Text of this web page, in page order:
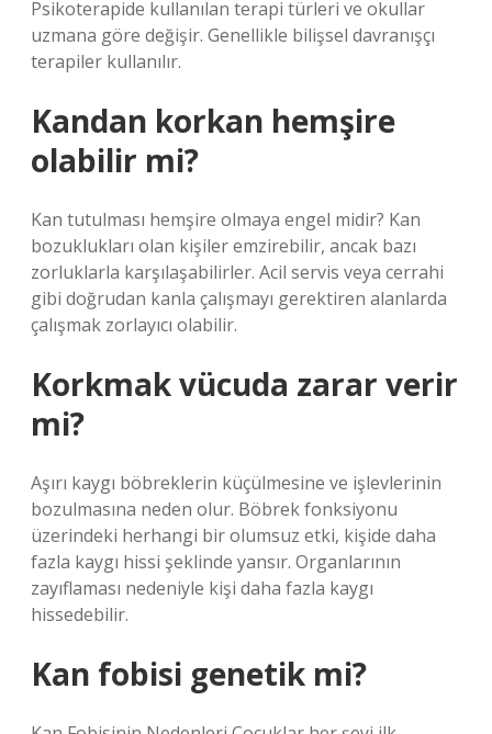
Psikoterapide kullanılan terapi türleri ve okullar
uzmana göre değişir. Genellikle bilişsel davranışçı
terapiler kullanılır.
Kandan korkan hemşire
olabilir mi?
Kan tutulması hemşire olmaya engel midir? Kan
bozuklukları olan kişiler emzirebilir, ancak bazı
zorluklarla karşılaşabilirler. Acil servis veya cerrahi
gibi doğrudan kanla çalışmayı gerektiren alanlarda
çalışmak zorlayıcı olabilir.
Korkmak vücuda zarar verir
mi?
Aşırı kaygı böbreklerin küçülmesine ve işlevlerinin
bozulmasına neden olur. Böbrek fonksiyonu
üzerindeki herhangi bir olumsuz etki, kişide daha
fazla kaygı hissi şeklinde yansır. Organlarının
zayıflaması nedeniyle kişi daha fazla kaygı
hissedebilir.
Kan fobisi genetik mi?